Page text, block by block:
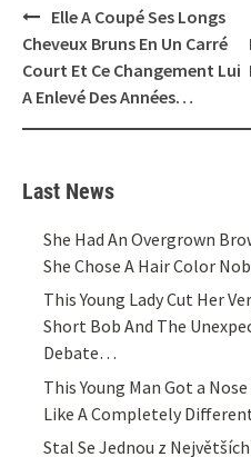
Post
navigation
Elle A Coupé Ses Longs
Cheveux Bruns En Un Carré
Court Et Ce Changement Lui
A Enlevé Des Années…
Last News
She Had An Overgrown
She Chose A Hair Color
This Young Lady Cut Her
Short Bob And The
Debate…
This Young Man Got a
Like A Completely
Stal Se Jednou z